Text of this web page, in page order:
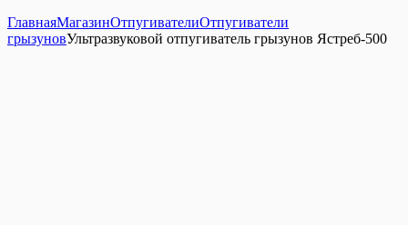
ГлавнаяМагазинОтпугивателиОтпугиватели
грызуновУльтразвуковой отпугиватель грызунов Ястреб-500